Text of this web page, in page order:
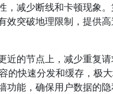
，减少断线和卡顿现象
效突破地理限制，提供
近的节点上，减少重复
的快速分发和缓存，极
功能，确保用户数据的